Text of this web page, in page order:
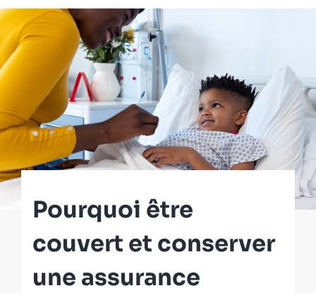
Pourquoi être
couvert et conserver
une assurance